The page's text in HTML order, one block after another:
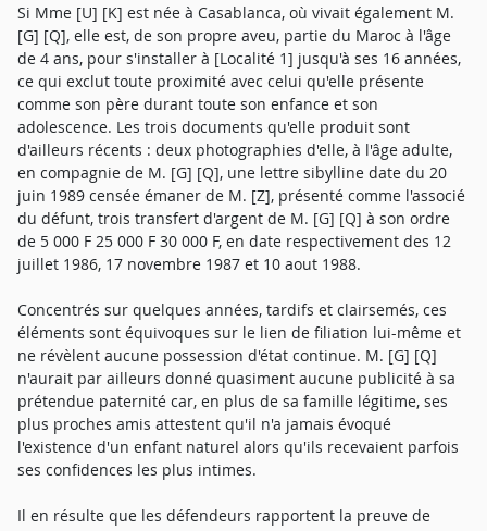
Si Mme [U] [K] est née à Casablanca, où vivait également M.
[G] [Q], elle est, de son propre aveu, partie du Maroc à l'âge
de 4 ans, pour s'installer à [Localité 1] jusqu'à ses 16 années,
ce qui exclut toute proximité avec celui qu'elle présente
comme son père durant toute son enfance et son
adolescence. Les trois documents qu'elle produit sont
d'ailleurs récents : deux photographies d'elle, à l'âge adulte,
en compagnie de M. [G] [Q], une lettre sibylline date du 20
juin 1989 censée émaner de M. [Z], présenté comme l'associé
du défunt, trois transfert d'argent de M. [G] [Q] à son ordre
de 5 000 F 25 000 F 30 000 F, en date respectivement des 12
juillet 1986, 17 novembre 1987 et 10 aout 1988.
Concentrés sur quelques années, tardifs et clairsemés, ces
éléments sont équivoques sur le lien de filiation lui-même et
ne révèlent aucune possession d'état continue. M. [G] [Q]
n'aurait par ailleurs donné quasiment aucune publicité à sa
prétendue paternité car, en plus de sa famille légitime, ses
plus proches amis attestent qu'il n'a jamais évoqué
l'existence d'un enfant naturel alors qu'ils recevaient parfois
ses confidences les plus intimes.
Il en résulte que les défendeurs rapportent la preuve de